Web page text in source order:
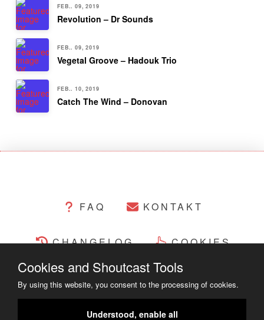
FEB.. 09, 2019
Revolution – Dr Sounds
FEB.. 09, 2019
Vegetal Groove – Hadouk Trio
FEB.. 10, 2019
Catch The Wind – Donovan
FAQ KONTAKT
CHANGELOG COOKIES
Cookies and Shoutcast Tools
By using this website, you consent to the processing of cookies.
Understood, enable all